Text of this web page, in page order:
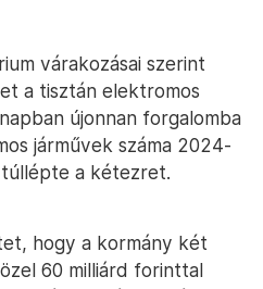
várakozásai szerint
a tisztán elektromos
újonnan forgalomba
járművek száma 2024-
a kétezret.
hogy a kormány két
60 milliárd forinttal